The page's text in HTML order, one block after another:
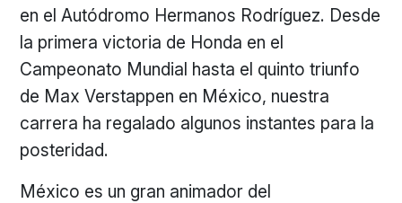
en el Autódromo Hermanos Rodríguez. Desde
la primera victoria de Honda en el
Campeonato Mundial hasta el quinto triunfo
de Max Verstappen en México, nuestra
carrera ha regalado algunos instantes para la
posteridad.
México es un gran animador del